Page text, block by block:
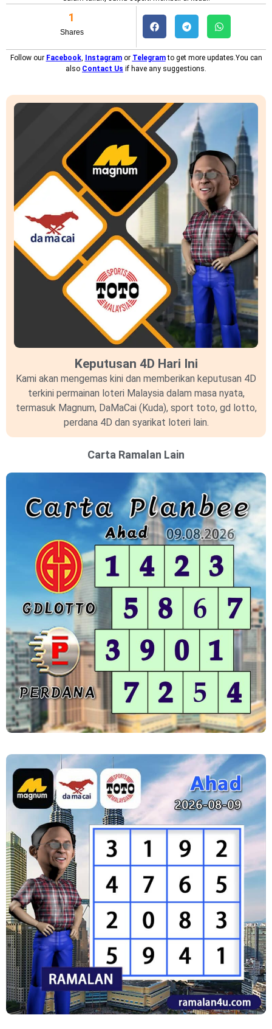
Shares
1
Follow our Facebook, Instagramor Telegramto get more updates.You can
also Contact Us if have any suggestions.
Keputusan 4D Hari Ini
Kami akan mengemas kini dan memberikan keputusan 4D
terkini permainan loteri Malaysia dalam masa nyata,
termasuk Magnum, DaMaCai (Kuda), sport toto, gd lotto,
perdana 4D dan syarikat loteri lain.
Carta Ramalan Lain